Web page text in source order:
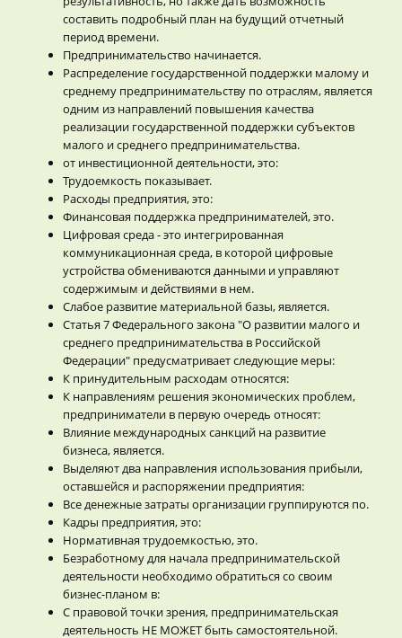
составить подробный план на будущий отчетный
период времени.
Предпринимательство начинается.
Распределение государственной поддержки малому и
среднему предпринимательству по отраслям, является
одним из направлений повышения качества
реализации государственной поддержки субъектов
малого и среднего предпринимательства.
от инвестиционной деятельности, это:
Трудоемкость показывает.
Расходы предприятия, это:
Финансовая поддержка предпринимателей, это.
Цифровая среда - это интегрированная
коммуникационная среда, в которой цифровые
устройства обмениваются данными и управляют
содержимым и действиями в нем.
Слабое развитие материальной базы, является.
Статья 7 Федерального закона "О развитии малого и
среднего предпринимательства в Российской
Федерации" предусматривает следующие меры:
К принудительным расходам относятся:
К направлениям решения экономических проблем,
предприниматели в первую очередь относят:
Влияние международных санкций на развитие
бизнеса, является.
Выделяют два направления использования прибыли,
оставшейся и распоряжении предприятия:
Все денежные затраты организации группируются по.
Кадры предприятия, это:
Нормативная трудоемкостью, это.
Безработному для начала предпринимательской
деятельности необходимо обратиться со своим
бизнес-планом в:
С правовой точки зрения, предпринимательская
деятельность НЕ МОЖЕТ быть самостоятельной.